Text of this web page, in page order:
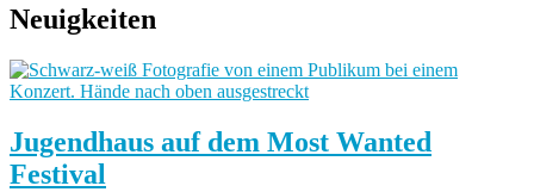
Neuigkeiten
Jugendhaus auf dem Most Wanted
Festival